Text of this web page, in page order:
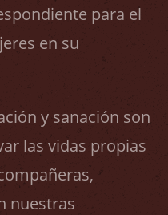
para el
en su
y sanación son
las vidas propias
nuestras